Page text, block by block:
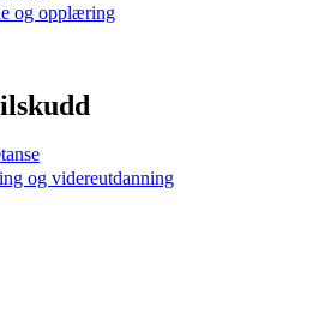
og opplæring
og videreutdanning